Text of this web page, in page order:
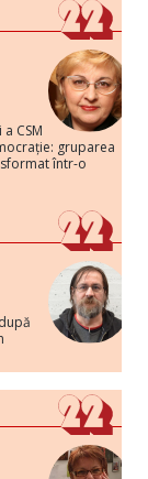
CSM
gruparea
într-o